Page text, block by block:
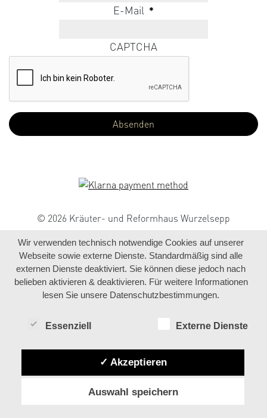
E-Mail *
CAPTCHA
© 2026 Kräuter- und Reformhaus Wurzelsepp
Wir verwenden technisch notwendige Cookies auf unserer
Webseite sowie externe Dienste. Standardmäßig sind alle
externen Dienste deaktiviert. Sie können diese jedoch nach
belieben aktivieren & deaktivieren. Für weitere Informationen
lesen Sie unsere Datenschutzbestimmungen.
Essenziell Externe Dienste
✓ Akzeptieren
Auswahl speichern